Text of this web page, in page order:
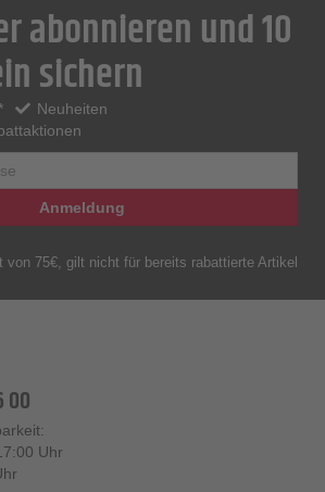
abonnieren und 10
sichern
Neuheiten
Anmeldung
von 75€, gilt nicht für bereits rabattierte Artikel
00
Uhr